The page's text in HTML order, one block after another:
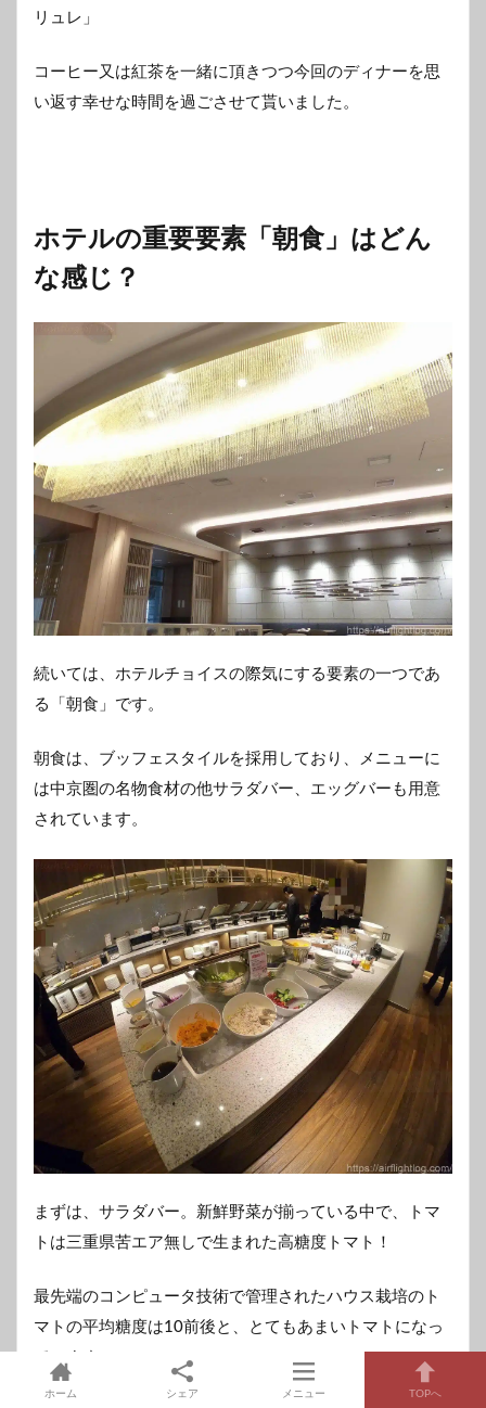
リュレ」
コーヒー又は紅茶を一緒に頂きつつ今回のディナーを思
い返す幸せな時間を過ごさせて貰いました。
ホテルの重要要素「朝食」はどん
な感じ？
続いては、ホテルチョイスの際気にする要素の一つであ
る「朝食」です。
朝食は、ブッフェスタイルを採用しており、メニューに
は中京圏の名物食材の他サラダバー、エッグバーも用意
されています。
まずは、サラダバー。新鮮野菜が揃っている中で、トマ
トは三重県苦エア無しで生まれた高糖度トマト！
最先端のコンピュータ技術で管理されたハウス栽培のト
マトの平均糖度は10前後と、とてもあまいトマトになっ
ホーム シェア メニュー TOPへ